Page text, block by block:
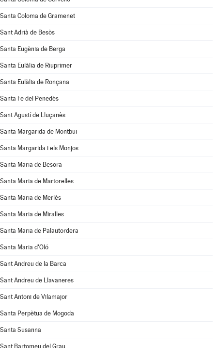
Santa Coloma de Gramenet
Sant Adrià de Besòs
Santa Eugènia de Berga
Santa Eulàlia de Riuprimer
Santa Eulàlia de Ronçana
Santa Fe del Penedès
Sant Agustí de Lluçanès
Santa Margarida de Montbui
Santa Margarida i els Monjos
Santa Maria de Besora
Santa Maria de Martorelles
Santa Maria de Merlès
Santa Maria de Miralles
Santa Maria de Palautordera
Santa Maria d'Oló
Sant Andreu de la Barca
Sant Andreu de Llavaneres
Sant Antoni de Vilamajor
Santa Perpètua de Mogoda
Santa Susanna
Sant Bartomeu del Grau